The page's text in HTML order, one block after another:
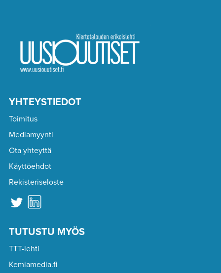
YHTEYSTIEDOT
Toimitus
Mediamyynti
Ota yhteyttä
Käyttöehdot
Rekisteriseloste
TUTUSTU MYÖS
TTT-lehti
Kemiamedia.fi